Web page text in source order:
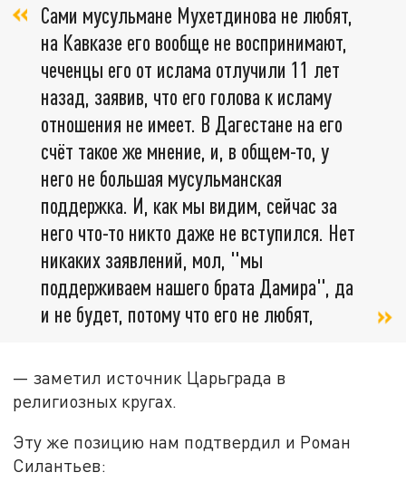
Сами мусульмане Мухетдинова не любят,
на Кавказе его вообще не воспринимают,
чеченцы его от ислама отлучили 11 лет
назад, заявив, что его голова к исламу
отношения не имеет. В Дагестане на его
счёт такое же мнение, и, в общем-то, у
него не большая мусульманская
поддержка. И, как мы видим, сейчас за
него что-то никто даже не вступился. Нет
никаких заявлений, мол, "мы
поддерживаем нашего брата Дамира", да
и не будет, потому что его не любят,
— заметил источник Царьграда в
религиозных кругах.
Эту же позицию нам подтвердил и Роман
Силантьев: